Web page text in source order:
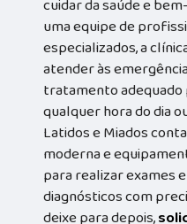
cuidar da saúde e
uma equipe de
especializados, a
atender às
tratamento adequado
qualquer hora do dia
Latidos e Miados
moderna e
para realizar exames
diagnósticos com
deixe para depois,